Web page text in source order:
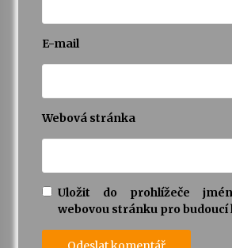
E-mail
Webová stránka
Uložit do prohlížeče
webovou stránku pro